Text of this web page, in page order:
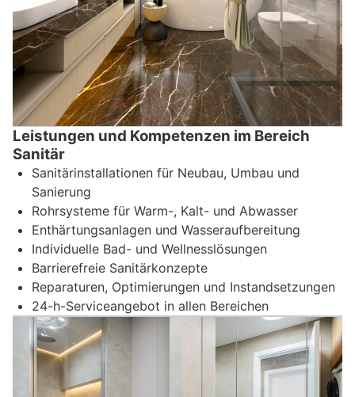
Leistungen und Kompetenzen im Bereich
Sanitär
Sanitärinstallationen für Neubau, Umbau und
Sanierung
Rohrsysteme für Warm-, Kalt- und Abwasser
Enthärtungsanlagen und Wasseraufbereitung
Individuelle Bad- und Wellnesslösungen
Barrierefreie Sanitärkonzepte
Reparaturen, Optimierungen und Instandsetzungen
24-h-Serviceangebot in allen Bereichen